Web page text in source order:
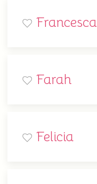
Francesca
Farah
Felicia